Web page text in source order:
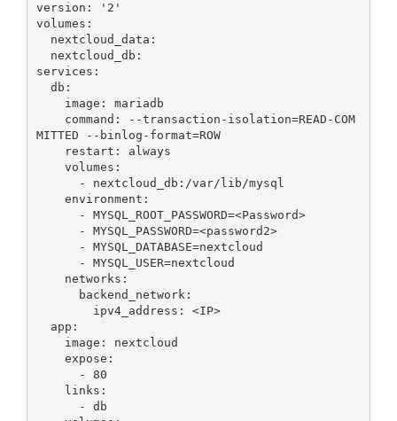
version: '2'
volumes:
services:
MITTED --binlog-format=ROW